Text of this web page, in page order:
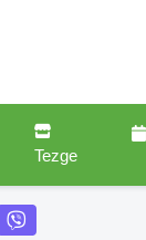
Tezge